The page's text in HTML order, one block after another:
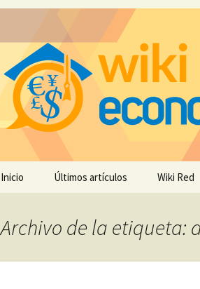
Inicio Últimos artículos Wiki Red
Archivo de la etiqueta: